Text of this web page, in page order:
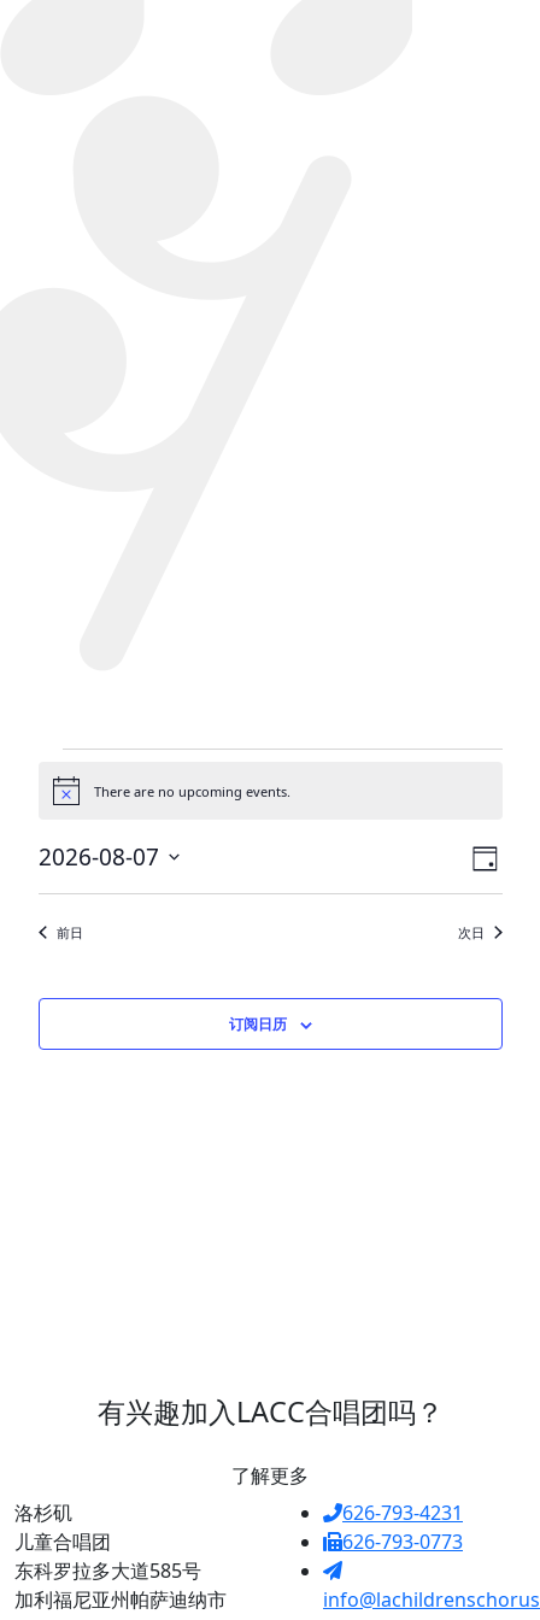
Events
for
八
月
7,
通
There are no upcoming events.
视
图
导
活
动
视
导
日
2026-08-07
选
日 前日 次日
订阅日历
有兴趣加入LACC合唱团吗？
了解更多
洛杉矶
儿童合唱团
东科罗拉多大道585号
加利福尼亚州帕萨迪纳市
626-793-4231
626-793-0773